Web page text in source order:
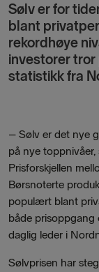
Sølv er for
blant
rekordhøye
investorer tror
statistikk fra
– Sølv er det nye
på nye
Prisforskjellen
Børsnoterte
populært blant
både prisoppgang
daglig leder i
Sølvprisen har